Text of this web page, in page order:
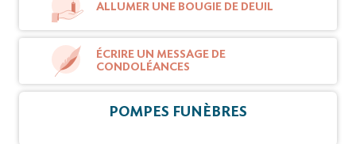
ALLUMER UNE BOUGIE DE DEUIL
ÉCRIRE UN MESSAGE DE
CONDOLÉANCES
POMPES FUNÈBRES